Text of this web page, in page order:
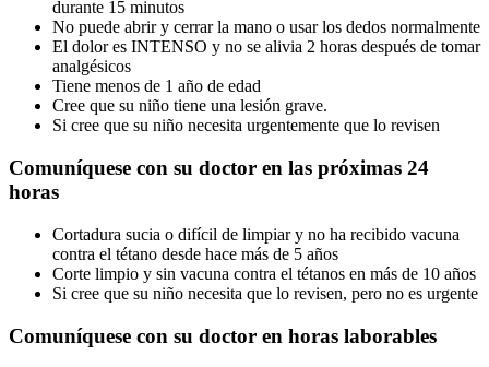
durante 15 minutos
No puede abrir y cerrar la mano o usar los dedos normalmente
El dolor es INTENSO y no se alivia 2 horas después de tomar
analgésicos
Tiene menos de 1 año de edad
Cree que su niño tiene una lesión grave.
Si cree que su niño necesita urgentemente que lo revisen
Comuníquese con su doctor en las próximas 24
horas
Cortadura sucia o difícil de limpiar y no ha recibido vacuna
contra el tétano desde hace más de 5 años
Corte limpio y sin vacuna contra el tétanos en más de 10 años
Si cree que su niño necesita que lo revisen, pero no es urgente
Comuníquese con su doctor en horas laborables